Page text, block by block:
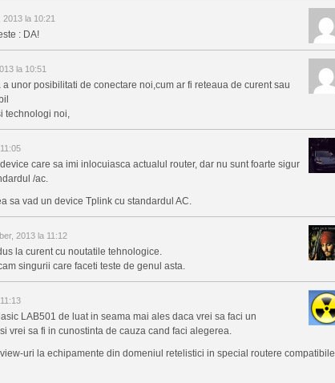
2013 la 10:21
: DA!
la 10:51
unor posibilitati de conectare noi,cum ar fi reteaua de curent sau
technologi noi,
care sa imi inlocuiasca actualul router, dar nu sunt foarte sigur
/ac.
sa vad un device Tplink cu standardul AC.
2013 la 11:12
la curent cu noutatile tehnologice.
singurii care faceti teste de genul asta.
LAB501 de luat in seama mai ales daca vrei sa faci un
vrei sa fi in cunostinta de cauza cand faci alegerea.
uri la echipamente din domeniul retelistici in special routere compatibile